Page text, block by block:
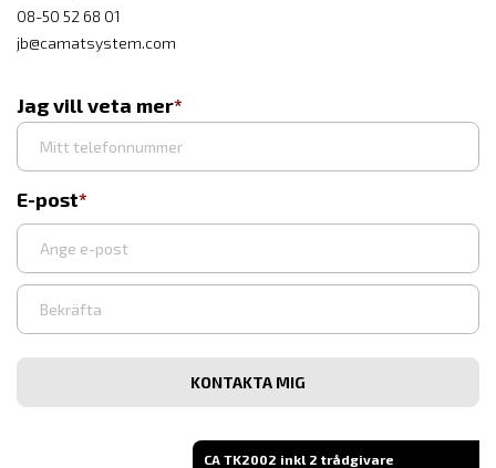
08-50 52 68 01
jb@camatsystem.com
Jag vill veta mer
E-post
Ange
e-
Bekräfta
post
CA TK2002 inkl 2 trådgivare